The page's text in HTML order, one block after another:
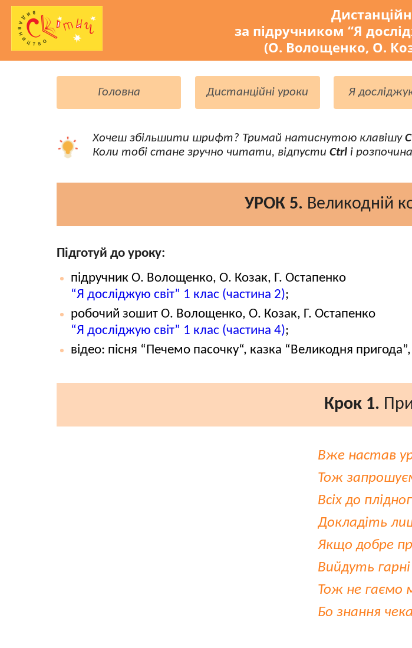
за підручником “Я
(О. Волощенко, О.
Головна Дистанційні уроки Я
Хочеш збільшити шрифт? Тримай натиснутою клавішу
Коли тобі стане зручно читати, відпустиCtrl і
УРОК 5. Великодній
Підготуй до уроку:
підручник О. Волощенко, О. Козак, Г. Остапенко
“Я досліджую світ” 1 клас (частина 2);
робочий зошит О. Волощенко, О. Козак, Г. Остапенко
“Я досліджую світ” 1 клас (частина 4);
відео: пісня “Печемо пасочку“, казка “Великодня
Крок 1.
Вже настав
Тож
Всіх до
Докладіть
Якщо добре
Вийдуть
Тож не гаємо
Бо знання